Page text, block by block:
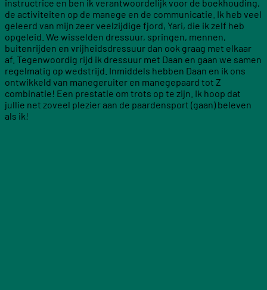
instructrice en ben ik verantwoordelijk voor de boekhouding,
de activiteiten op de manege en de communicatie. Ik heb veel
geleerd van mijn zeer veelzijdige fjord, Yari, die ik zelf heb
opgeleid. We wisselden dressuur, springen, mennen,
buitenrijden en vrijheidsdressuur dan ook graag met elkaar
af. Tegenwoordig rijd ik dressuur met Daan en gaan we samen
regelmatig op wedstrijd. Inmiddels hebben Daan en ik ons
ontwikkeld van manegeruiter en manegepaard tot Z
combinatie! Een prestatie om trots op te zijn. Ik hoop dat
jullie net zoveel plezier aan de paardensport (gaan) beleven
als ik!